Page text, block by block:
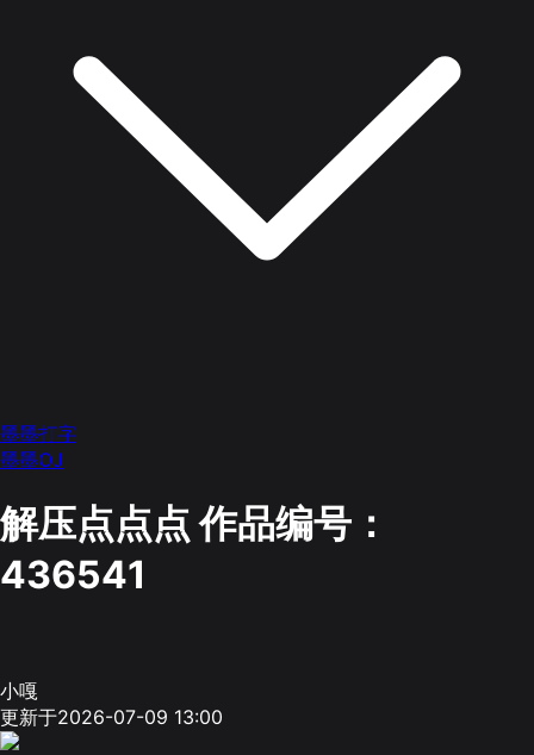
墨墨打字
墨墨OJ
解压点点点作品编号：
436541
小嘎
更新于2026-07-09 13:00